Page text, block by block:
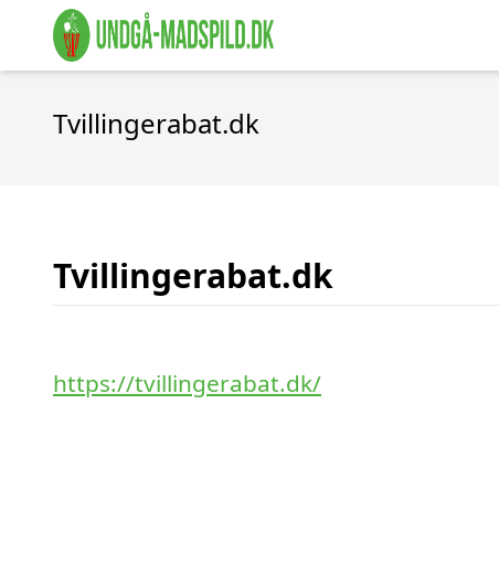
Tvillingerabat.dk
Tvillingerabat.dk
https://tvillingerabat.dk/